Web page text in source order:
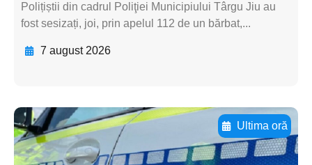
Polițiștii din cadrul Poliţiei Municipiului Târgu Jiu au
fost sesizați, joi, prin apelul 112 de un bărbat,...
7 august 2026
Ultima oră
Adaugă aici textul pentru